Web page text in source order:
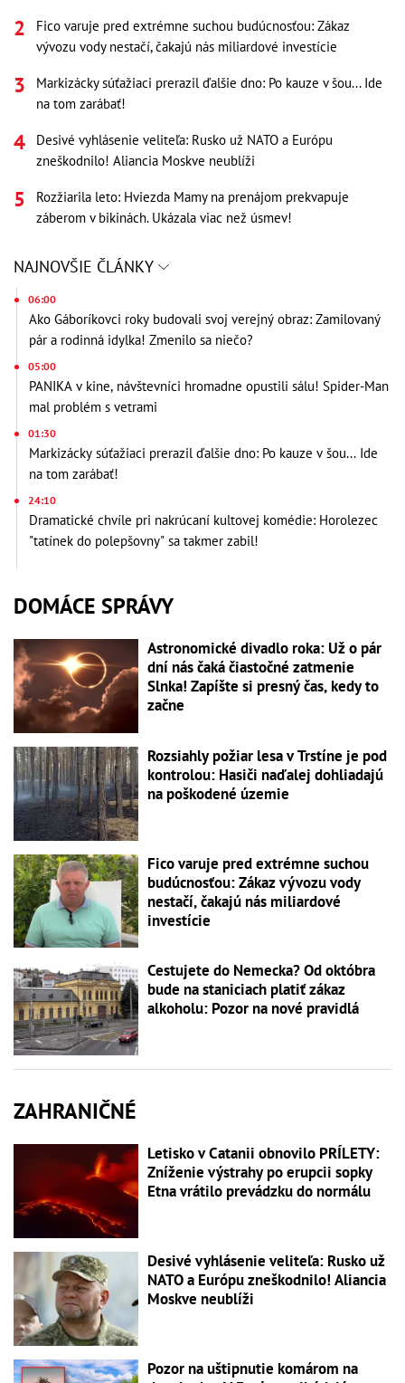
Fico varuje pred extrémne suchou budúcnosťou: Zákaz
vývozu vody nestačí, čakajú nás miliardové investície
Markizácky súťažiaci prerazil ďalšie dno: Po kauze v šou... Ide
na tom zarábať!
Desivé vyhlásenie veliteľa: Rusko už NATO a Európu
zneškodnilo! Aliancia Moskve neublíži
Rozžiarila leto: Hviezda Mamy na prenájom prekvapuje
záberom v bikinách. Ukázala viac než úsmev!
NAJNOVŠIE ČLÁNKY
06:00
Ako Gáboríkovci roky budovali svoj verejný obraz: Zamilovaný
pár a rodinná idylka! Zmenilo sa niečo?
05:00
PANIKA v kine, návštevníci hromadne opustili sálu! Spider-Man
mal problém s vetrami
01:30
Markizácky súťažiaci prerazil ďalšie dno: Po kauze v šou... Ide
na tom zarábať!
24:10
Dramatické chvíle pri nakrúcaní kultovej komédie: Horolezec
"tatínek do polepšovny" sa takmer zabil!
DOMÁCE SPRÁVY
Astronomické divadlo roka: Už o pár
dní nás čaká čiastočné zatmenie
Slnka! Zapíšte si presný čas, kedy to
začne
Rozsiahly požiar lesa v Trstíne je pod
kontrolou: Hasiči naďalej dohliadajú
na poškodené územie
Fico varuje pred extrémne suchou
budúcnosťou: Zákaz vývozu vody
nestačí, čakajú nás miliardové
investície
Cestujete do Nemecka? Od októbra
bude na staniciach platiť zákaz
alkoholu: Pozor na nové pravidlá
ZAHRANIČNÉ
Letisko v Catanii obnovilo PRÍLETY:
Zníženie výstrahy po erupcii sopky
Etna vrátilo prevádzku do normálu
Desivé vyhlásenie veliteľa: Rusko už
NATO a Európu zneškodnilo! Aliancia
Moskve neublíži
Pozor na uštipnutie komárom na